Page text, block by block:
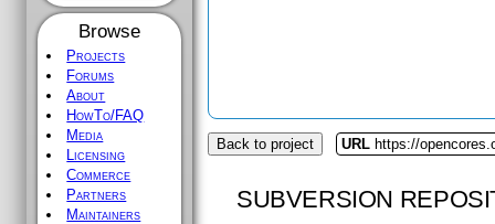
Browse
Projects
Forums
About
HowTo/FAQ
Media
Licensing
Commerce
Partners
Maintainers
Back to project URL https://
SUBVERSION